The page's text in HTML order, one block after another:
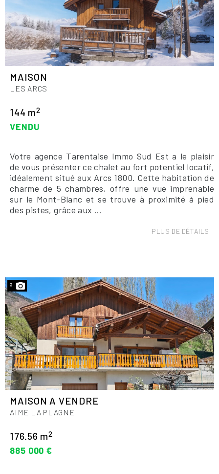
MAISON
LES ARCS
144 m2
VENDU
Votre agence Tarentaise Immo Sud Est a le plaisir
de vous présenter ce chalet au fort potentiel locatif,
idéalement situé aux Arcs 1800. Cette habitation de
charme de 5 chambres, offre une vue imprenable
sur le Mont-Blanc et se trouve à proximité à pied
des pistes, grâce aux ...
PLUS DE DÉTAILS
9
MAISON A VENDRE
AIME LA PLAGNE
176.56 m2
885 000 €